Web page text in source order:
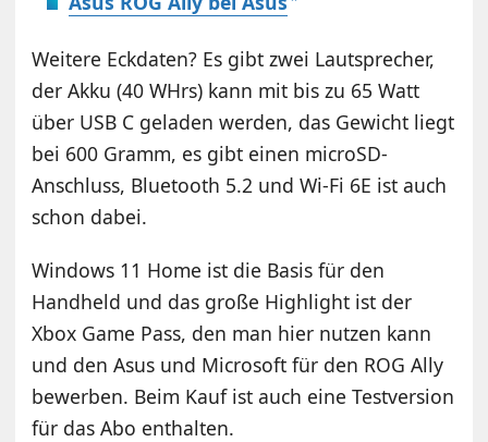
Weitere Eckdaten? Es gibt zwei Lautsprecher,
der Akku (40 WHrs) kann mit bis zu 65 Watt
über USB C geladen werden, das Gewicht liegt
bei 600 Gramm, es gibt einen microSD-
Anschluss, Bluetooth 5.2 und Wi-Fi 6E ist auch
schon dabei.
Windows 11 Home ist die Basis für den
Handheld und das große Highlight ist der
Xbox Game Pass, den man hier nutzen kann
und den Asus und Microsoft für den ROG Ally
bewerben. Beim Kauf ist auch eine Testversion
für das Abo enthalten.